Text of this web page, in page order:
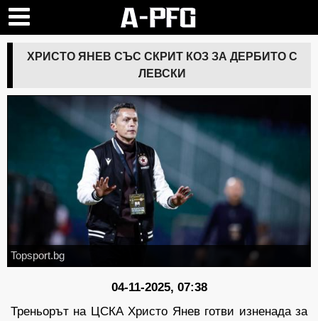
ХРИСТО ЯНЕВ СЪС СКРИТ КОЗ ЗА ДЕРБИТО С
ЛЕВСКИ
Topsport.bg
04-11-2025, 07:38
Треньорът на ЦСКА Христо Янев готви изненада за